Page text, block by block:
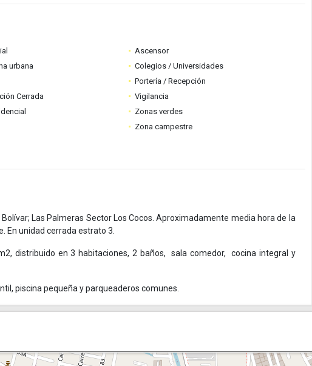
Ascensor
urbana
Colegios / Universidades
Portería / Recepción
Cerrada
Vigilancia
Zonas verdes
Zona campestre
Las Palmeras Sector Los Cocos. Aproximadamente media hora de la
En unidad cerrada estrato 3.
distribuido en 3 habitaciones, 2 baños, sala comedor, cocina integral y
piscina pequeña y parqueaderos comunes.